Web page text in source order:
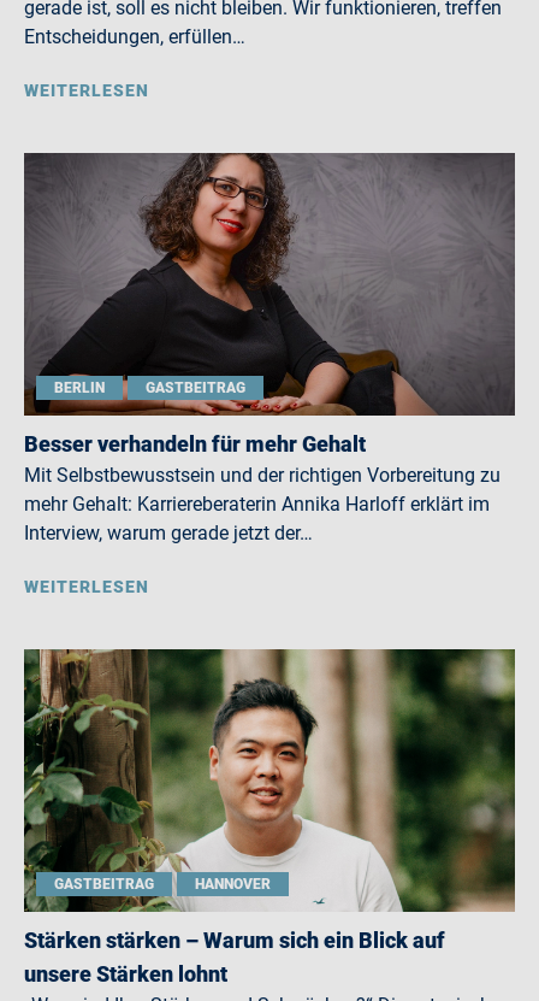
gerade ist, soll es nicht bleiben. Wir funktionieren, treffen
Entscheidungen, erfüllen…
WEITERLESEN
BERLIN GASTBEITRAG
Besser verhandeln für mehr Gehalt
Mit Selbstbewusstsein und der richtigen Vorbereitung zu
mehr Gehalt: Karriereberaterin Annika Harloff erklärt im
Interview, warum gerade jetzt der…
WEITERLESEN
GASTBEITRAG HANNOVER
Stärken stärken – Warum sich ein Blick auf
unsere Stärken lohnt